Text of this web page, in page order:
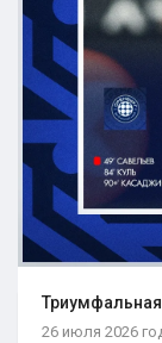
26 июля 2026